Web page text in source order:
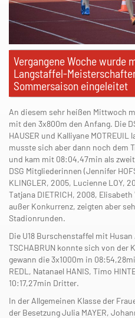
Vergangene Woche wurde
Langstaffel-
Sommersaison eingeleitet
An diesem sehr heißen Mittwoch
mit den 3x800m den Anfang. Die
HAUSER und Kalliyane
musste sich aber dann noch dem
und kam mit 08:04,47min als
DSG Mitgliederinnen (Jennifer
KLINGLER, 2005, Lucienne LOY,
Tatjana DIETRICH, 2008, Elisabeth
außer Konkurrenz, zeigten aber
Stadionrunden.
Die U18 Burschenstaffel mit
TSCHABRUN konnte sich von der
gewann die 3x1000m in
REDL, Natanael HANIS, Timo
10:17,27min Dritter.
In der Allgemeinen Klasse der
der Besetzung Julia MAYER,